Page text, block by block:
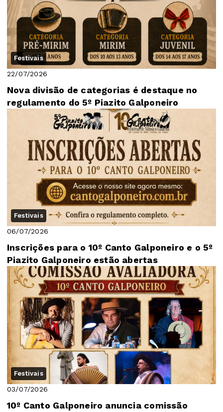
Festivais
22/07/2026
Nova divisão de categorias é destaque no
regulamento do 5º Piazito Galponeiro
Festivais
06/07/2026
Inscrições para o 10º Canto Galponeiro e o 5º
Piazito Galponeiro estão abertas
Festivais
03/07/2026
10º Canto Galponeiro anuncia comissão